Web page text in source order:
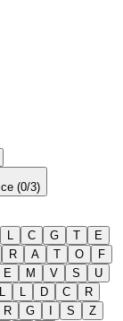
(0/3)
L C G T
E
R A T O
F
E M V S
U
L L D C
R
R G I S
Z